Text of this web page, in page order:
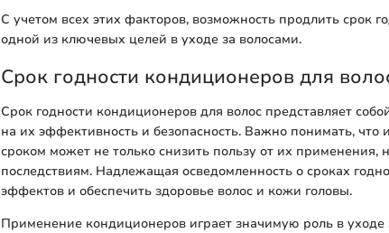
С учетом всех этих факторов, возможность продлить срок
одной из ключевых целей в уходе за волосами.
Срок годности кондиционеров для
Срок годности кондиционеров для волос представляет
на их эффективность и безопасность. Важно понимать, что
сроком может не только снизить пользу от их
последствиям. Надлежащая осведомленность о сроках
эффектов и обеспечить здоровье волос и кожи головы.
Применение кондиционеров играет значимую роль в уходе